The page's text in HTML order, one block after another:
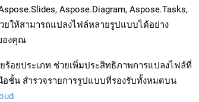
Aspose.Diagram, Aspose.Tasks,
ยให้สามารถแปลงไฟล์หลายรูปแบบได้อย่าง
องคุณ
ร้อยประเภท ช่วยเพิ่มประสิทธิภาพการแปลงไฟล์ที่
ชั้น สำรวจรายการรูปแบบที่รองรับทั้งหมดบน